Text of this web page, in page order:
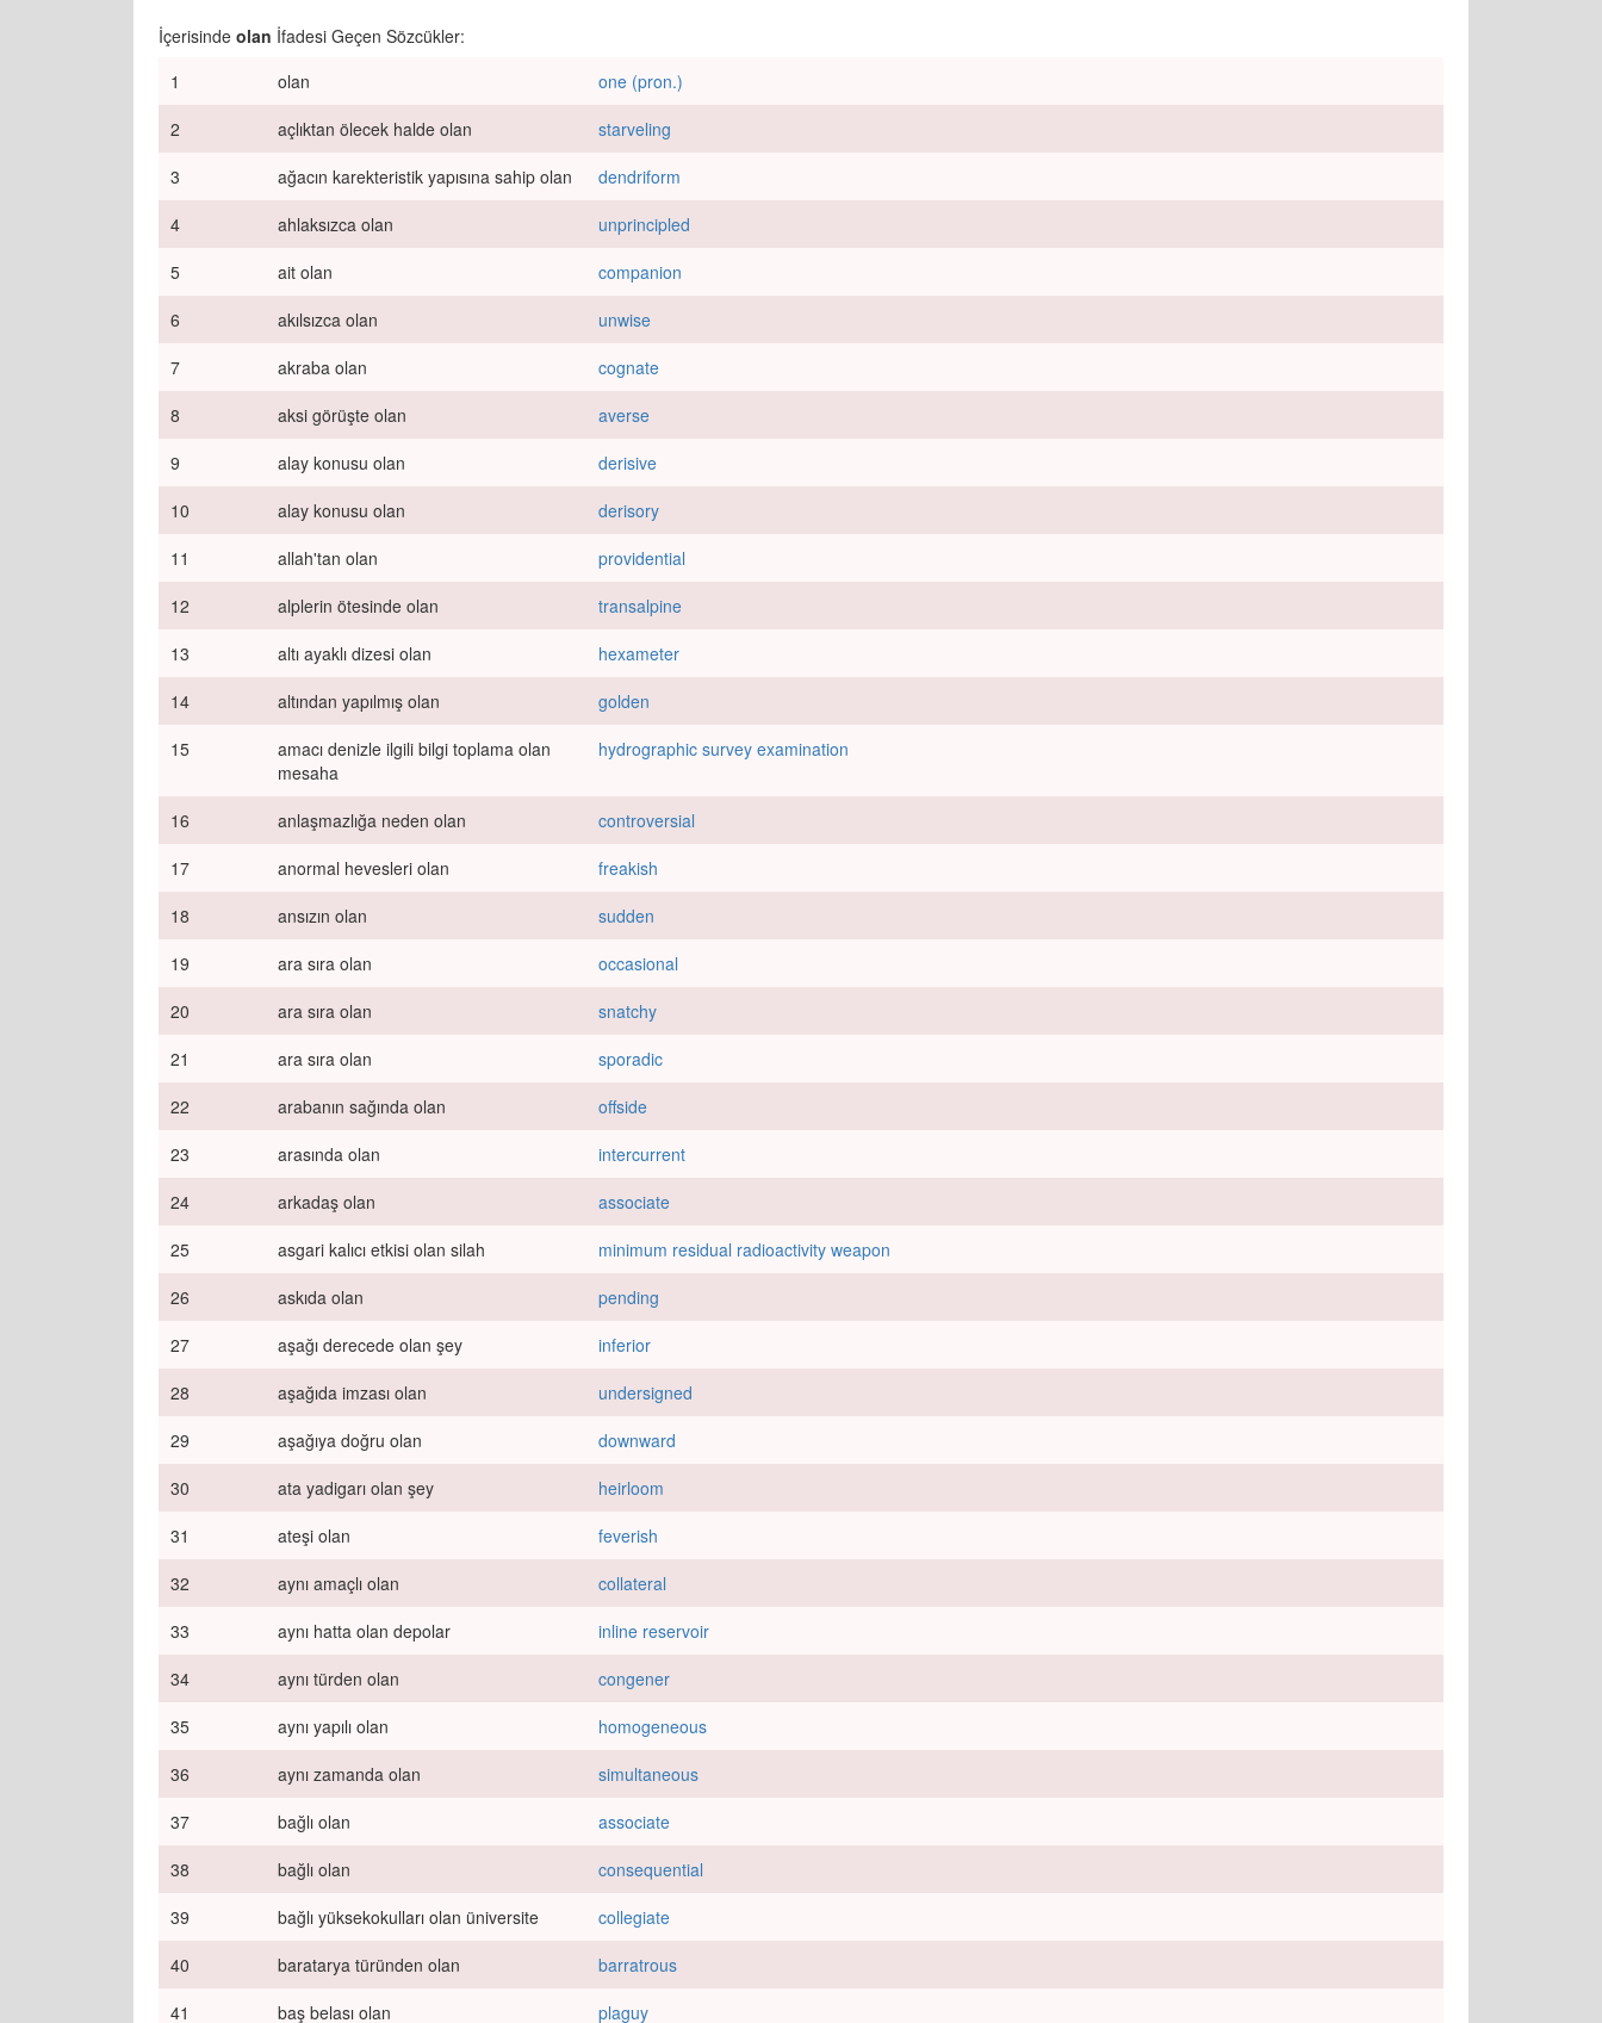
İçerisinde olan İfadesi Geçen Sözcükler:
1
olan
one (pron.)
2
açlıktan ölecek halde olan
starveling
3
ağacın karekteristik yapısına sahip olan
dendriform
4
ahlaksızca olan
unprincipled
5
ait olan
companion
6
akılsızca olan
unwise
7
akraba olan
cognate
8
aksi görüşte olan
averse
9
alay konusu olan
derisive
10
alay konusu olan
derisory
11
allah'tan olan
providential
12
alplerin ötesinde olan
transalpine
13
altı ayaklı dizesi olan
hexameter
14
altından yapılmış olan
golden
15
amacı denizle ilgili bilgi toplama olan
mesaha
hydrographic survey examination
16 anlaşmazlığa neden olan
controversial
17
anormal hevesleri olan
freakish
18
ansızın olan
sudden
19
ara sıra olan
occasional
20
ara sıra olan
snatchy
21
ara sıra olan
sporadic
22
arabanın sağında olan
offside
23
arasında olan
intercurrent
24
arkadaş olan
associate
25
asgari kalıcı etkisi olan silah
minimum residual radioactivity weapon
26
askıda olan
pending
27
aşağı derecede olan şey
inferior
28
aşağıda imzası olan
undersigned
29
aşağıya doğru olan
downward
30
ata yadigarı olan şey
heirloom
31
ateşi olan
feverish
32
aynı amaçlı olan
collateral
33
aynı hatta olan depolar
inline reservoir
34
aynı türden olan
congener
35
aynı yapılı olan
homogeneous
36
aynı zamanda olan
simultaneous
37
bağlı olan
associate
38
bağlı olan
consequential
39
bağlı yüksekokulları olan üniversite
collegiate
40
baratarya türünden olan
barratrous
41
baş belası olan
plaguy